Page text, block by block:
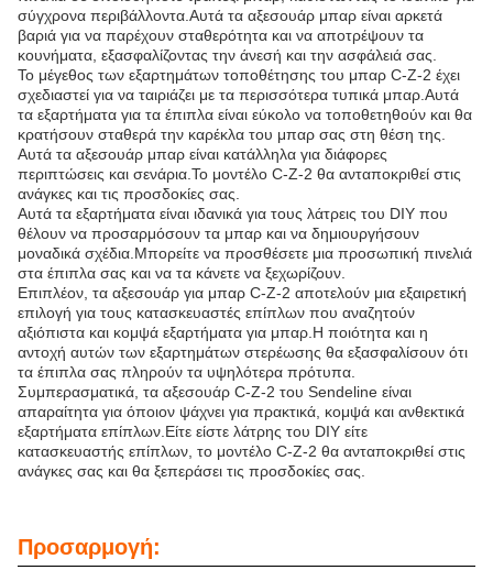
σύγχρονα περιβάλλοντα.Αυτά τα αξεσουάρ μπαρ είναι αρκετά
βαριά για να παρέχουν σταθερότητα και να αποτρέψουν τα
κουνήματα, εξασφαλίζοντας την άνεσή και την ασφάλειά σας.
Το μέγεθος των εξαρτημάτων τοποθέτησης του μπαρ C-Z-2 έχει
σχεδιαστεί για να ταιριάζει με τα περισσότερα τυπικά μπαρ.Αυτά
τα εξαρτήματα για τα έπιπλα είναι εύκολο να τοποθετηθούν και θα
κρατήσουν σταθερά την καρέκλα του μπαρ σας στη θέση της.
Αυτά τα αξεσουάρ μπαρ είναι κατάλληλα για διάφορες
περιπτώσεις και σενάρια.Το μοντέλο C-Z-2 θα ανταποκριθεί στις
ανάγκες και τις προσδοκίες σας.
Αυτά τα εξαρτήματα είναι ιδανικά για τους λάτρεις του DIY που
θέλουν να προσαρμόσουν τα μπαρ και να δημιουργήσουν
μοναδικά σχέδια.Μπορείτε να προσθέσετε μια προσωπική πινελιά
στα έπιπλα σας και να τα κάνετε να ξεχωρίζουν.
Επιπλέον, τα αξεσουάρ για μπαρ C-Z-2 αποτελούν μια εξαιρετική
επιλογή για τους κατασκευαστές επίπλων που αναζητούν
αξιόπιστα και κομψά εξαρτήματα για μπαρ.Η ποιότητα και η
αντοχή αυτών των εξαρτημάτων στερέωσης θα εξασφαλίσουν ότι
τα έπιπλα σας πληρούν τα υψηλότερα πρότυπα.
Συμπερασματικά, τα αξεσουάρ C-Z-2 του Sendeline είναι
απαραίτητα για όποιον ψάχνει για πρακτικά, κομψά και ανθεκτικά
εξαρτήματα επίπλων.Είτε είστε λάτρης του DIY είτε
κατασκευαστής επίπλων, το μοντέλο C-Z-2 θα ανταποκριθεί στις
ανάγκες σας και θα ξεπεράσει τις προσδοκίες σας.
Προσαρμογή: